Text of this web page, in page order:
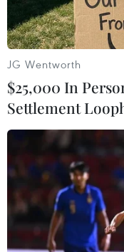
Bệnh nhân Lê Văn
Đất, tỉnh Kiên
94005 TS thì bị đột
chuyện được.
JG Wentworth
$25,000 In
Settlement